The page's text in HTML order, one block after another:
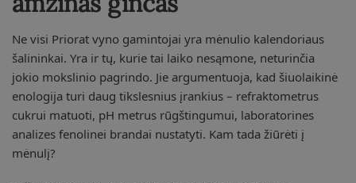
Ne visi Priorat vyno gamintojai yra mėnulio kalendoriaus
šalininkai. Yra ir tų, kurie tai laiko nesąmone, neturinčia
jokio mokslinio pagrindo. Jie argumentuoja, kad šiuolaikinė
enologija turi daug tikslesnius įrankius – refraktometrus
cukrui matuoti, pH metrus rūgštingumui, laboratorines
analizes fenolinei brandai nustatyti. Kam tada žiūrėti į
mėnulį?